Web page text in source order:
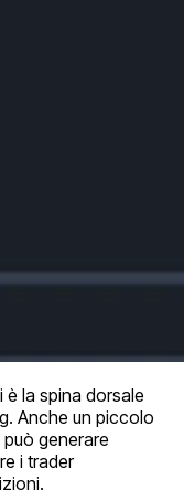
la spina dorsale
Anche un piccolo
generare
i trader